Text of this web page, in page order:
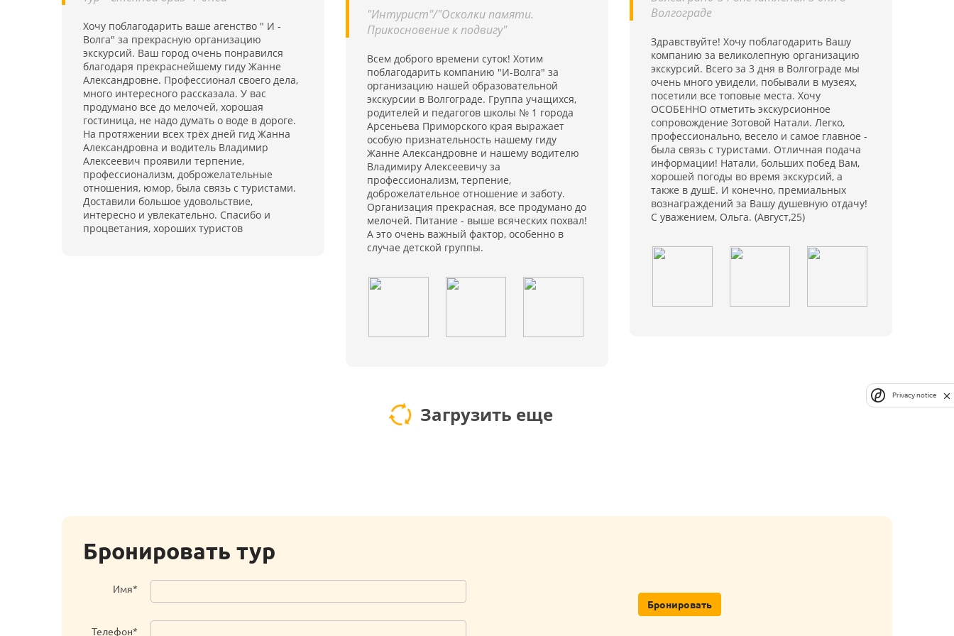
Хочу поблагодарить ваше агенство " И -
Волга" за прекрасную организацию
экскурсий. Ваш город очень понравился
благодаря прекраснейшему гиду Жанне
Александровне. Профессионал своего дела,
много интересного рассказала. У вас
продумано все до мелочей, хорошая
гостиница, не надо думать о воде в дороге.
На протяжении всех трёх дней гид Жанна
Александровна и водитель Владимир
Алексеевич проявили терпение,
профессионализм, доброжелательные
отношения, юмор, была связь с туристами.
Доставили большое удовольствие,
интересно и увлекательно. Спасибо и
процветания, хороших туристов
"Интурист"/"Осколки памяти.
Прикосновение к подвигу"
Всем доброго времени суток! Хотим
поблагодарить компанию "И-Волга" за
организацию нашей образовательной
экскурсии в Волгограде. Группа учащихся,
родителей и педагогов школы № 1 города
Арсеньева Приморского края выражает
особую признательность нашему гиду
Жанне Александровне и нашему водителю
Владимиру Алексеевичу за
профессионализм, терпение,
доброжелательное отношение и заботу.
Организация прекрасная, все продумано до
мелочей. Питание - выше всяческих похвал!
А это очень важный фактор, особенно в
случае детской группы.
Волгограде
Здравствуйте! Хочу поблагодарить Вашу
компанию за великолепную организацию
экскурсий. Всего за 3 дня в Волгограде мы
очень много увидели, побывали в музеях,
посетили все топовые места. Хочу
ОСОБЕННО отметить экскурсионное
сопровождение Зотовой Натали. Легко,
профессионально, весело и самое главное -
была связь с туристами. Отличная подача
информации! Натали, больших побед Вам,
хорошей погоды во время экскурсий, а
также в душЕ. И конечно, премиальных
вознаграждений за Вашу душевную отдачу!
С уважением, Ольга. (Август,25)
Загрузить еще
Бронировать тур
Имя*
Телефон*
Бронировать
Privacy notice